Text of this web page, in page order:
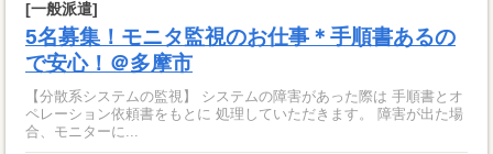
[一般派遣]
5名募集！モニタ監視のお仕事＊手順書あるの
で安心！＠多摩市
【分散系システムの監視】 システムの障害があった際は 手順書とオ
ペレーション依頼書をもとに 処理していただきます。 障害が出た場
合、モニターに...